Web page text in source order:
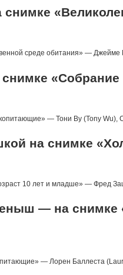
среде обитания» — Джейме
«Собрание
— Тони Ву (Tony Wu),
на снимке
10 лет и младше» — Фред
— на снимке
— Лорен Баллеста